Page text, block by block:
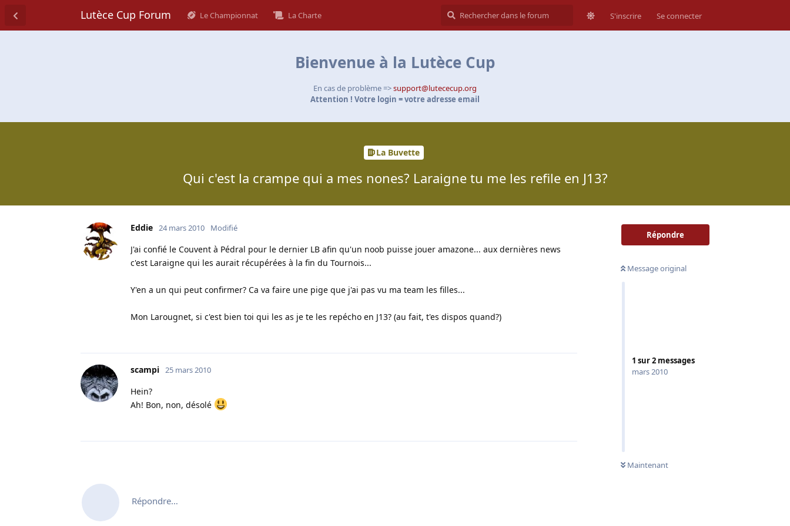
Lutèce Cup Forum Le Championnat La Charte S'inscrire Se connecter
Bienvenue à la Lutèce Cup
En cas de problème =>support@lutececup.org
Attention ! Votre login = votre adresse email
La Buvette
Qui c'est la crampe qui a mes nones? Laraigne tu me les refile en J13?
Répondre
Message original
1 sur2 messages
mars 2010
Maintenant
Eddie 24 mars 2010 Modifié
J'ai confié le Couvent à Pédral pour le dernier LB afin qu'un noob puisse jouer amazone... aux dernières news
c'est Laraigne qui les aurait récupérées à la fin du Tournois...
Y'en a un qui peut confirmer? Ca va faire une pige que j'ai pas vu ma team les filles...
Mon Larougnet, si c'est bien toi qui les as je te les repécho en J13? (au fait, t'es dispos quand?)
scampi 25 mars 2010
Hein?
Ah! Bon, non, désolé
Répondre…